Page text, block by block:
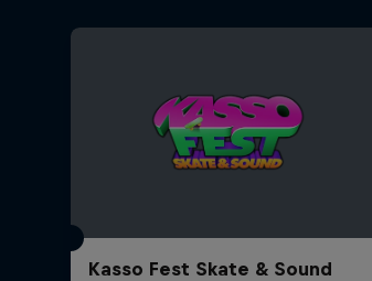
Kasso Fest Skate & Sound